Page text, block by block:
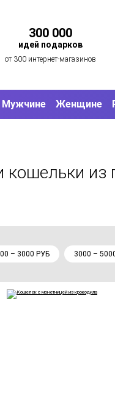
300 000
идей подарков
от 300 интернет-магазинов
Мужчине Женщине
кошельки из
– 3000 РУБ 3000 –